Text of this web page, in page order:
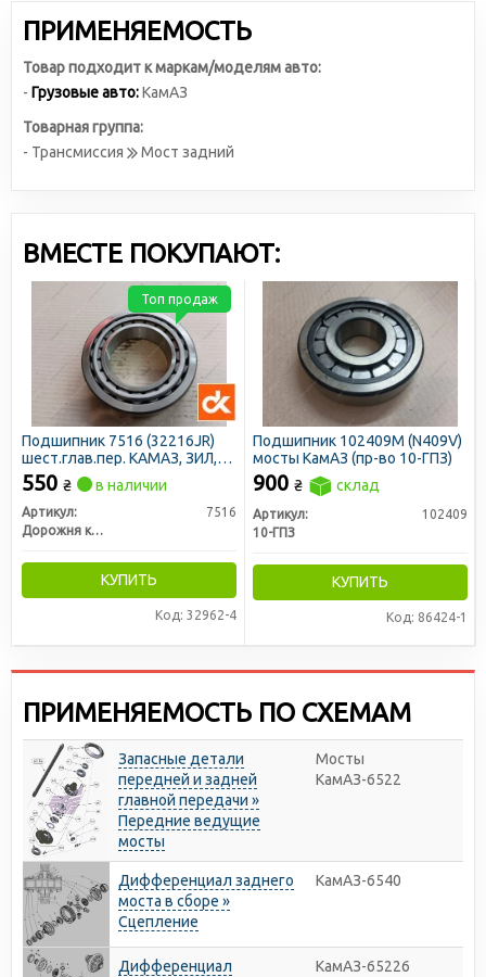
ПРИМЕНЯЕМОСТЬ
Товар подходит к маркам/моделям авто:
- Грузовые авто:КамАЗ
Товарная группа:
- Трансмиссия
Мост задний
ВМЕСТЕ ПОКУПАЮТ:
Подшипник 7516 (32216JR)
шест.глав.пер. КАМАЗ, ЗИЛ,
ступ.ЗИЛ <ДК>
550 ₴ в наличии
Артикул:
7516
Дорожня карта
КУПИТЬ
Код: 32962-4
Топ продаж
Подшипник 102409М (N409V)
мосты КамАЗ (пр-во 10-ГПЗ)
900 ₴ склад
Артикул:
102409
10-ГПЗ
КУПИТЬ
Код: 86424-1
ПРИМЕНЯЕМОСТЬ ПО СХЕМАМ
Запасные детали
передней и задней
главной передачи »
Передние ведущие
мосты
Мосты
КамАЗ-6522
Дифференциал заднего
моста в сборе »
Сцепление
КамАЗ-6540
Дифференциал
КамАЗ-65226